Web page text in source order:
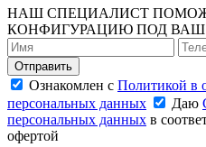
НАШ СПЕЦИАЛИСТ
КОНФИГУРАЦИЮ ПОД ВАШ
Отправить
Ознакомлен с Политикой в
персональных данных
Даю
персональных данных в
офертой